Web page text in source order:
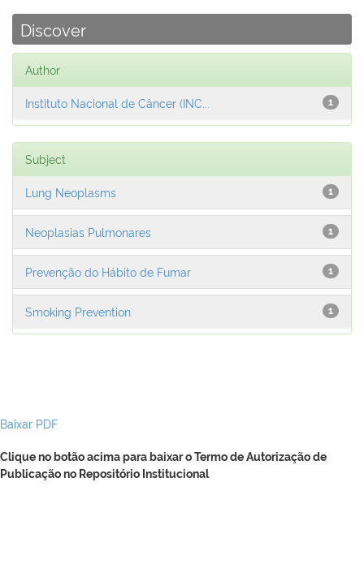
Discover
Author
1
Instituto Nacional de Câncer (INC...
Subject
1
Lung Neoplasms
1
Neoplasias Pulmonares
1
Prevenção do Hábito de Fumar
1
Smoking Prevention
Baixar PDF
Clique no botão acima para baixar o Termo de Autorização de
Publicação no Repositório Institucional